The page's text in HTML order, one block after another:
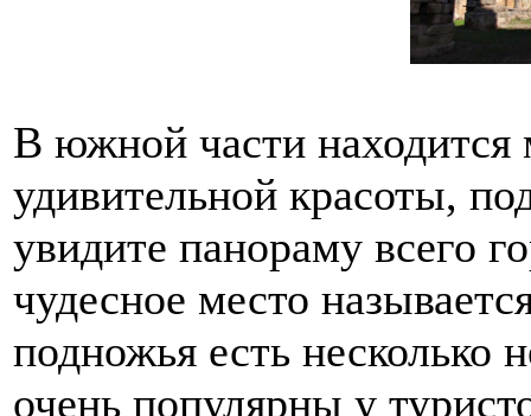
В южной части находится
удивительной красоты,
увидите панораму всего
чудесное место
подножья есть несколько
очень популярны у